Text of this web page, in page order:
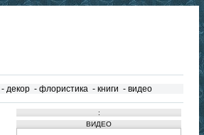
- декор - флористика - книги - видео
:
ВИДЕО